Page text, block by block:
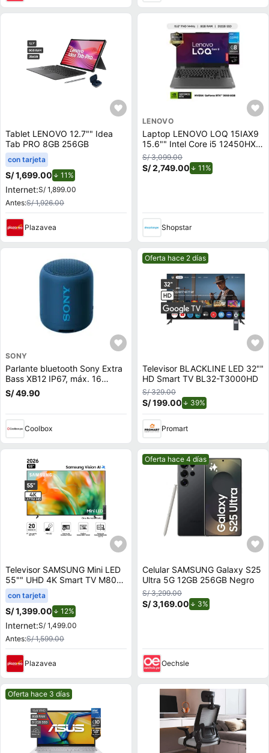
Tablet LENOVO 12.7"" Idea
Tab PRO 8GB 256GB
con tarjeta
S/ 1,699.00 11%
Internet:S/ 1,899.00
Antes:S/ 1,926.00
Plazavea
LENOVO
Laptop LENOVO LOQ 15IAX9
15.6"" Intel Core i5 12450HX
8GB 512GB SSD
S/ 3,099.00
S/ 2,749.00 11%
Shopstar
SONY
Parlante bluetooth Sony Extra
Bass XB12 IP67, máx. 16
horas, azul
S/ 49.90
Coolbox
Mejor precio.
Oferta hace 2 días
Televisor BLACKLINE LED 32""
HD Smart TV BL32-T3000HD
S/ 329.00
S/ 199.00 39%
Promart
Televisor SAMSUNG Mini LED
55"" UHD 4K Smart TV M80H
Vision AI
con tarjeta
S/ 1,399.00 12%
Internet:S/ 1,499.00
Antes:S/ 1,599.00
Plazavea
Mejor precio.
Oferta hace 4 días
Celular SAMSUNG Galaxy S25
Ultra 5G 12GB 256GB Negro
S/ 3,299.00
S/ 3,169.00 3%
Oechsle
Mejor precio.
Oferta hace 3 días